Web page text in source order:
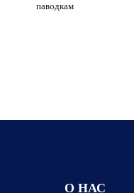
паводкам
О НАС